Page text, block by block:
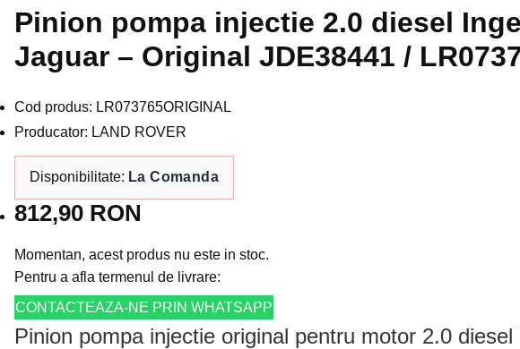
Pinion pompa injectie 2.0 diesel
Jaguar – Original JDE38441 /
Cod produs: LR073765ORIGINAL
Producator: LAND ROVER
Disponibilitate: La Comanda
812,90 RON
Momentan, acest produs nu este in stoc.
Pentru a afla termenul de livrare:
CONTACTEAZA-NE PRIN WHATSAPP
Pinion pompa injectie original pentru motor 2.0